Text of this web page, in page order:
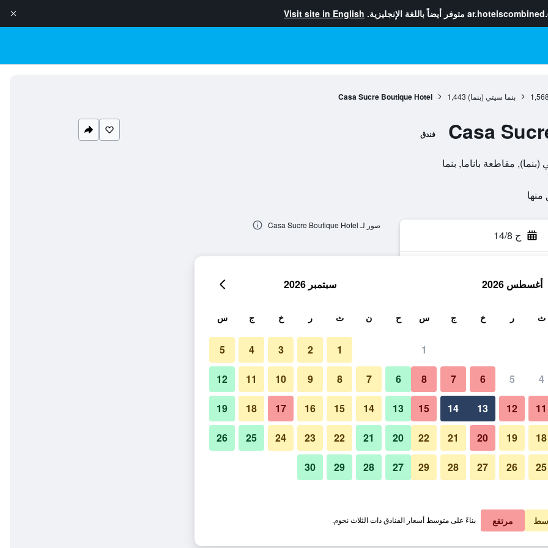
متوفر أيضاً باللغة الإنجليزية. Visit site in English
1,568 بنما سيتي (بنما) 1,443
Casa Sucre Boutique Hotel
Casa فندق
ج 14/8
عرض الأسعار
عرض الأسعار
صور لـ Casa Sucre Boutique Hotel
أغسطس 2026
ث ر خ ج س
1
4
5
6
7
8
11
12
13
14
15
18
19
20
21
22
25
26
27
28
29
سبتمبر 2026
ح ن ث ر خ ج س
1
2
3
4
5
6
7
8
9
10
11
12
13
14
15
16
17
18
19
20
21
22
23
24
25
26
27
28
29
30
مرتفع بناءً على متوسط أسعار الفنادق ذات الثلاث نجوم.